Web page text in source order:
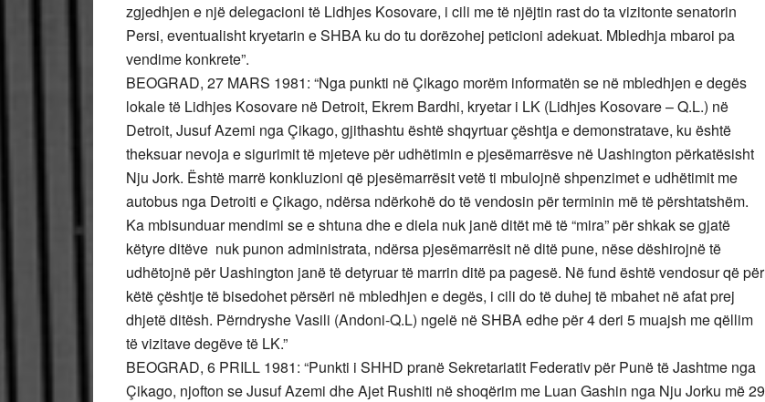
zgjedhjen e një delegacioni të Lidhjes Kosovare, i cili me të njëjtin rast do ta vizitonte senatorin
Persi, eventualisht kryetarin e SHBA ku do tu dorëzohej peticioni adekuat. Mbledhja mbaroi pa
vendime konkrete”.
BEOGRAD, 27 MARS 1981: “Nga punkti në Çikago morëm informatën se në mbledhjen e degës
lokale të Lidhjes Kosovare në Detroit, Ekrem Bardhi, kryetar i LK (Lidhjes Kosovare – Q.L.) në
Detroit, Jusuf Azemi nga Çikago, gjithashtu është shqyrtuar çështja e demonstratave, ku është
theksuar nevoja e sigurimit të mjeteve për udhëtimin e pjesëmarrësve në Uashington përkatësisht
Nju Jork. Është marrë konkluzioni që pjesëmarrësit vetë ti mbulojnë shpenzimet e udhëtimit me
autobus nga Detroiti e Çikago, ndërsa ndërkohë do të vendosin për terminin më të përshtatshëm.
Ka mbisunduar mendimi se e shtuna dhe e diela nuk janë ditët më të “mira” për shkak se gjatë
këtyre ditëve nuk punon administrata, ndërsa pjesëmarrësit në ditë pune, nëse dëshirojnë të
udhëtojnë për Uashington janë të detyruar të marrin ditë pa pagesë. Në fund është vendosur që për
këtë çështje të bisedohet përsëri në mbledhjen e degës, i cili do të duhej të mbahet në afat prej
dhjetë ditësh. Përndryshe Vasili (Andoni-Q.L) ngelë në SHBA edhe për 4 deri 5 muajsh me qëllim
të vizitave degëve të LK.”
BEOGRAD, 6 PRILL 1981: “Punkti i SHHD pranë Sekretariatit Federativ për Punë të Jashtme nga
Çikago, njofton se Jusuf Azemi dhe Ajet Rushiti në shoqërim me Luan Gashin nga Nju Jorku më 29